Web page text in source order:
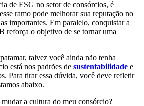
de ESG no setor de consórcios, é
ramo pode melhorar sua reputação no
importantes. Em paralelo, conquistar a
reforça o objetivo de se tornar uma
talvez você ainda não tenha
está nos padrões de sustentabilidade e
Para tirar essa dúvida, você deve refletir
abaixo.
a cultura do meu consórcio?